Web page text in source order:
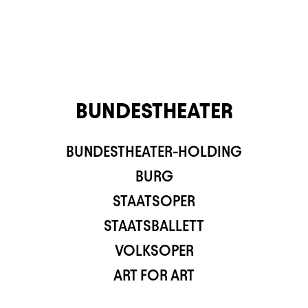
BUNDESTHEATER
BUNDESTHEATER-HOLDING
BURG
STAATSOPER
STAATSBALLETT
VOLKSOPER
ART FOR ART